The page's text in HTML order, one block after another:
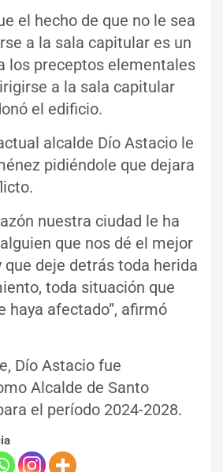
el hecho de que no le sea
a la sala capitular es un
los preceptos elementales
a la sala capitular
el edificio.
alcalde Dío Astacio le
pidiéndole que dejara
nuestra ciudad le ha
que nos dé el mejor
deje detrás toda herida
toda situación que
haya afectado”, afirmó
Dío Astacio fue
Alcalde de Santo
el período 2024-2028.